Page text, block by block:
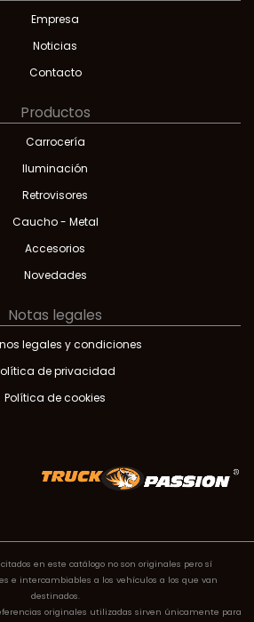
Empresa
Noticias
Contacto
Productos
Carrocería
Iluminación
Retrovisores
Caucho - Metal
Accesorios
Novedades
Notas legales
legales y condiciones
de privacidad
Política de cookies
en este catálogo no son originales pero sí
e intercambiables a los vehículos a los que van
destinados.
originales utilizadas sirven únicamente para